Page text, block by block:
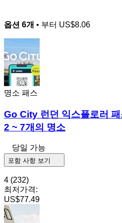
옵션 6개 • 부터 US$8.06
명소 패스
Go City 런던 익스플로러
2 ~ 7개의 명소
당일 가능
포함 사항 보기
4 (232)
최저가격:
US$77.49